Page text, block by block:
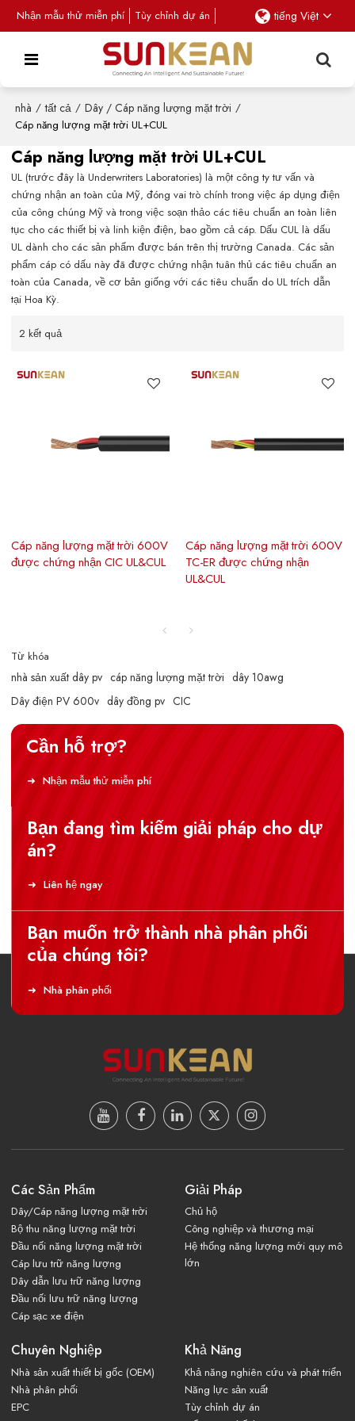
Nhận mẫu thử miễn phí Tùy chỉnh dự án tiếng Việt
nhà / tất cả / Dây / Cáp năng lượng mặt trời /
Cáp năng lượng mặt trời UL+CUL
Cáp năng lượng mặt trời UL+CUL
UL (trước đây là Underwriters Laboratories) là một công ty tư vấn và
chứng nhận an toàn của Mỹ, đóng vai trò chính trong việc áp dụng điện
của công chúng Mỹ và trong việc soạn thảo các tiêu chuẩn an toàn liên
tục cho các thiết bị và linh kiện điện, bao gồm cả cáp. Dấu CUL là dấu
UL dành cho các sản phẩm được bán trên thị trường Canada. Các sản
phẩm cáp có dấu này đã được chứng nhận tuân thủ các tiêu chuẩn an
toàn của Canada, về cơ bản giống với các tiêu chuẩn do UL trích dẫn
tại Hoa Kỳ.
2 kết quả
Cáp năng lượng mặt trời 600V
được chứng nhận CIC UL&CUL
Cáp năng lượng mặt trời 600V
TC-ER được chứng nhận
UL&CUL
Từ khóa
nhà sản xuất dây pv cáp năng lượng mặt trời dây 10awg
Dây điện PV 600v dây đồng pv CIC
Cần hỗ trợ?
Nhận mẫu thử miễn phí
Bạn đang tìm kiếm giải pháp cho dự
án?
Liên hệ ngay
Bạn muốn trở thành nhà phân phối
của chúng tôi?
Nhà phân phối
Các Sản Phẩm
Dây/Cáp năng lượng mặt trời
Bộ thu năng lượng mặt trời
Đầu nối năng lượng mặt trời
Cáp lưu trữ năng lượng
Dây dẫn lưu trữ năng lượng
Đầu nối lưu trữ năng lượng
Cáp sạc xe điện
Giải Pháp
Chủ hộ
Công nghiệp và thương mại
Hệ thống năng lượng mới quy mô
lớn
Chuyên Nghiệp
Nhà sản xuất thiết bị gốc (OEM)
Nhà phân phối
EPC
Khả Năng
Khả năng nghiên cứu và phát triển
Năng lực sản xuất
Tùy chỉnh dự án